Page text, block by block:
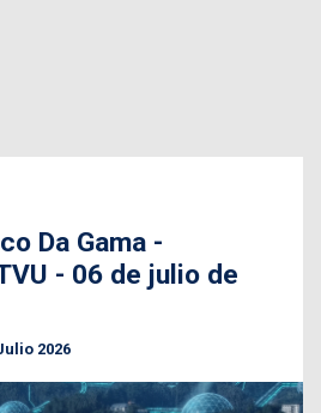
Da Gama -
- 06 de julio de
2026